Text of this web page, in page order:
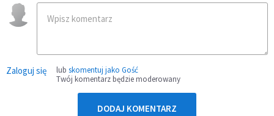
Zaloguj się lub skomentuj jako Gość
Twój komentarz będzie moderowany
DODAJ KOMENTARZ